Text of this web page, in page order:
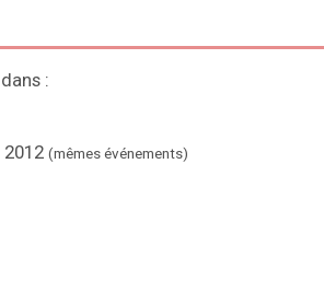
:
2012(mêmes événements)